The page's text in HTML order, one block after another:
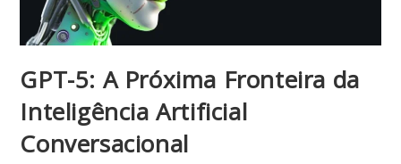
GPT-5: A Próxima Fronteira da
Inteligência Artificial
Conversacional